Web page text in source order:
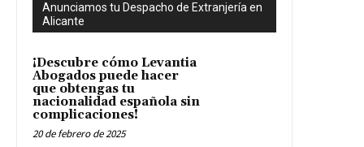
Anunciamos tu Despacho de Extranjería en
Alicante
¡Descubre cómo Levantia
Abogados puede hacer
que obtengas tu
nacionalidad española sin
complicaciones!
20 de febrero de 2025